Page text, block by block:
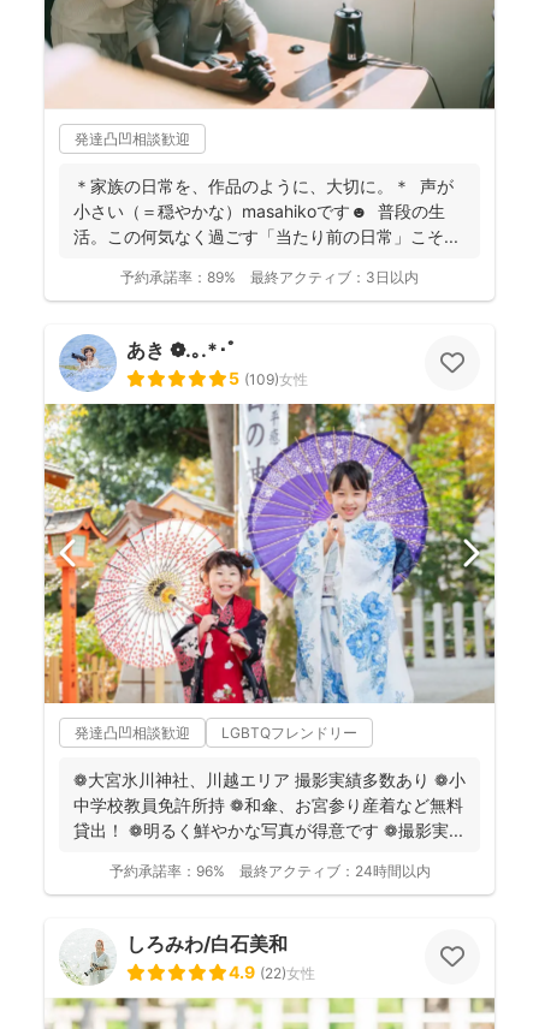
発達凸凹相談歓迎
＊家族の日常を、作品のように、大切に。＊ 声が
小さい（＝穏やかな）masahikoです☻ 普段の生
活。この何気なく過ごす「当たり前の日常」こそ...
予約承諾率： 89% 最終アクティブ： 3日以内
あき ❁.｡.*･ﾟ
5 (109)女性
発達凸凹相談歓迎 LGBTQフレンドリー
❁大宮氷川神社、川越エリア 撮影実績多数あり ❁小
中学校教員免許所持 ❁和傘、お宮参り産着など無料
貸出！ ❁明るく鮮やかな写真が得意です ❁撮影実...
予約承諾率： 96% 最終アクティブ： 24時間以内
しろみわ/白石美和
4.9 (22)女性